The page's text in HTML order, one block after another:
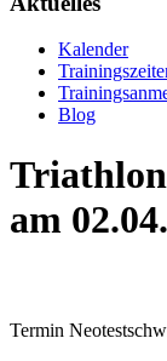
Kalender
Blog
am
Termin